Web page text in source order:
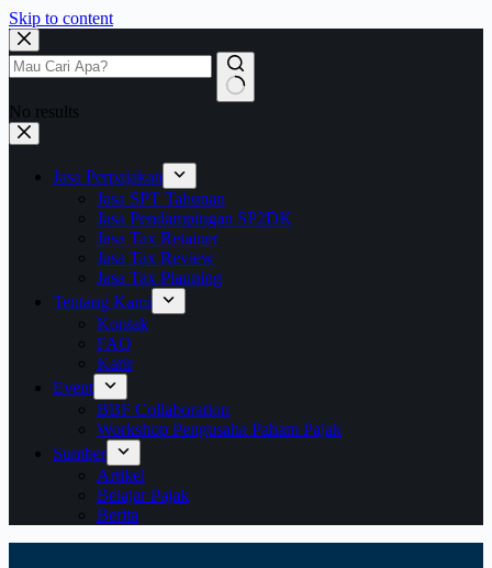
Skip to content
No results
Jasa Perpajakan
Jasa SPT Tahunan
Jasa Pendampingan SP2DK
Jasa Tax Retainer
Jasa Tax Review
Jasa Tax Planning
Tentang Kami
Kontak
FAQ
Karir
Event
BBF Collaboration
Workshop Pengusaha Paham Pajak
Sumber
Artikel
Belajar Pajak
Berita